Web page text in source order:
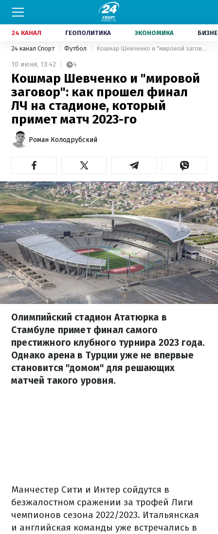
24 КАНАЛ ГЕОПОЛИТИКА ЭКОНОМИКА
24 канал Спорт Футбол Кошмар Шевченко и "мировой заговор": как прошел финал ЛЧ на стадионе, который примет матч 2023-го
10 июня, 13:42 4
Кошмар Шевченко и "мировой
заговор": как прошел финал
ЛЧ на стадионе, который
примет матч 2023-го
Роман Колодрубский
Олимпийский стадион Ататюрка в
Стамбуле примет финал самого
престижного клубного турнира 2023 года.
Однако арена в Турции уже не впервые
становится "домом" для решающих
матчей такого уровня.
Манчестер Сити и Интер сойдутся в
безжалостном сражении за трофей Лиги
чемпионов сезона 2022/2023. Итальянская
и английская команды уже встречались в